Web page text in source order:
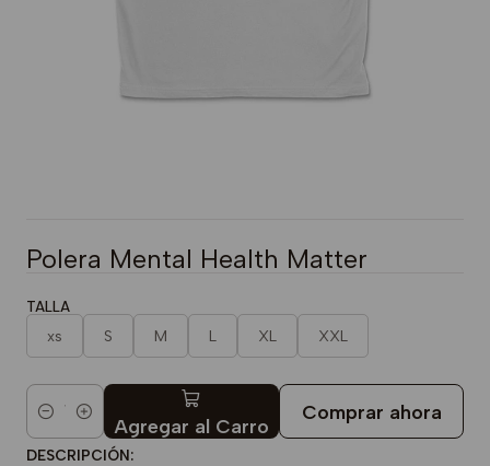
Polera Mental Health Matter
TALLA
xs S M L XL XXL
Cantidad Agregar al Carro
Comprar ahora
DESCRIPCIÓN: